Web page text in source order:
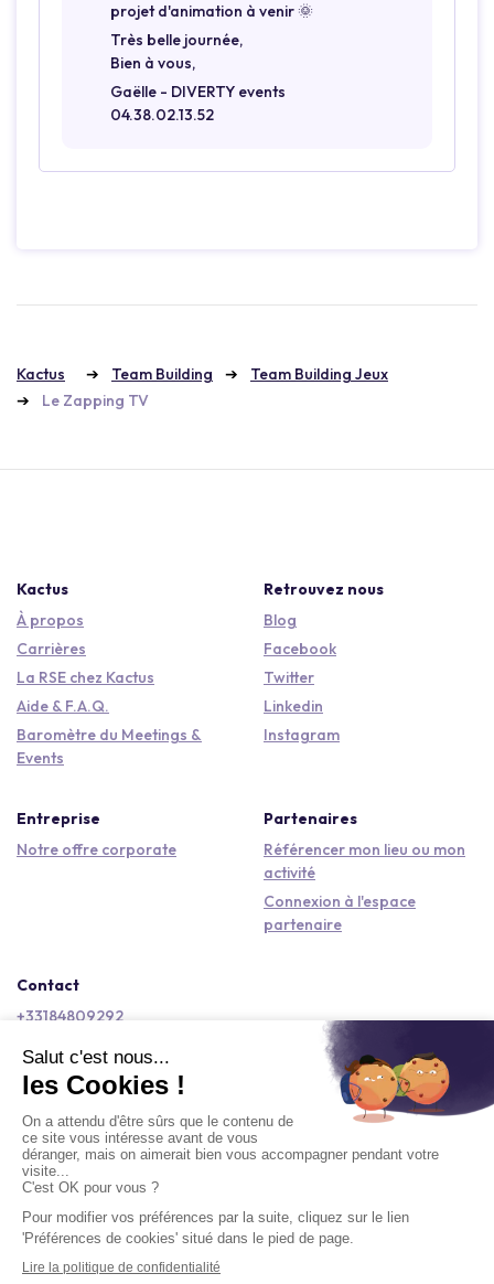
projet d'animation à venir 🌞
Très belle journée,
Bien à vous,
Gaëlle - DIVERTY events
04.38.02.13.52
Kactus Team Building
Team Building Jeux
Le Zapping TV
Kactus
À propos
Carrières
La RSE chez Kactus
Aide & F.A.Q.
Baromètre du Meetings &
Events
Retrouvez nous
Blog
Facebook
Twitter
Linkedin
Instagram
Entreprise
Notre offre corporate
Partenaires
Référencer mon lieu ou mon
activité
Connexion à l'espace
partenaire
Contact
+33184809292
Copyright © 2026 Kactus Tous droits réservés
Conditions générales d'utilisation
Mentions légales
Signaler un contenu